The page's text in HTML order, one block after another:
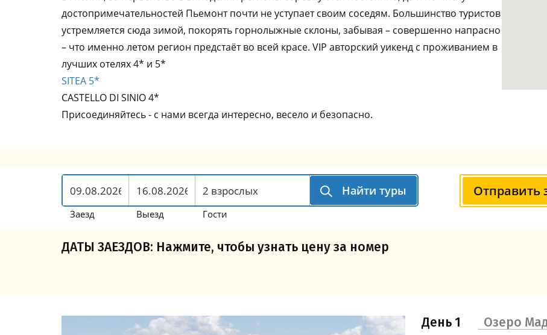
достопримечательностей Пьемонт почти не уступает своим соседям. Большинство туристов
устремляется сюда зимой, покорять горнолыжные склоны, забывая – совершенно напрасно
– что именно летом регион предстаёт во всей красе. VIР авторский уикенд с проживанием в
лучших отелях 4* и 5*
SITEA 5*
CASTELLO DI SINIO 4*
Присоединяйтесь - с нами всегда интересно, весело и безопасно.
Найти туры
Заезд Выезд Гости
Отправить
ДАТЫ ЗАЕЗДОВ: Нажмите, чтобы узнать цену за номер
День 1 Озеро